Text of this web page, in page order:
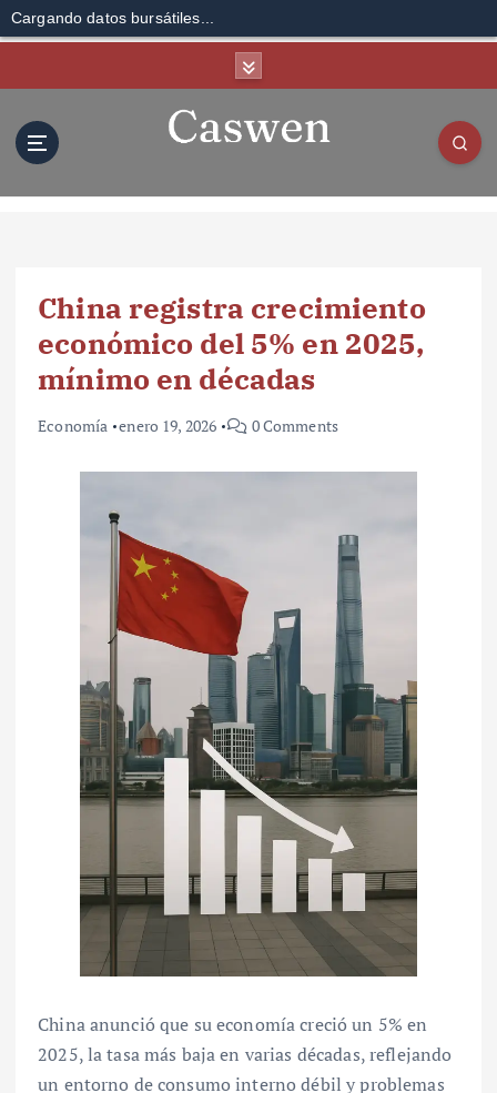
Cargando datos bursátiles...
China registra crecimiento
económico del 5% en 2025,
mínimo en décadas
Economía enero 19, 2026 0 Comments
China anunció que su economía creció un 5% en
2025, la tasa más baja en varias décadas, reflejando
un entorno de consumo interno débil y problemas